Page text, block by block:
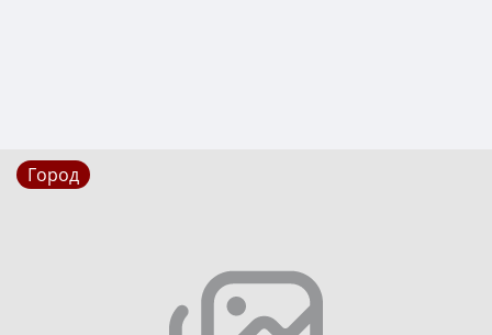
Город